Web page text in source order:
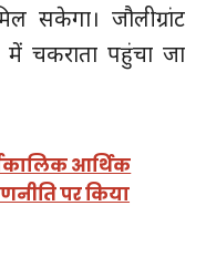
सकेगा। जौलीग्रांट
चकराता पहुंचा जा
आर्थिक
पर किया